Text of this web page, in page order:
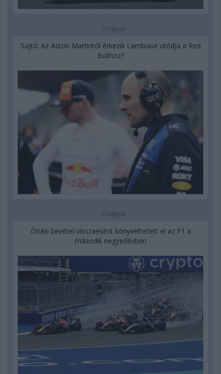
2 napja
Sajtó: Az Aston Martintól érkezik Lambiase utódja a Red
Bullhoz?
2 napja
Óriási bevétel-visszaesést könyvelhetett el az F1 a
második negyedévben